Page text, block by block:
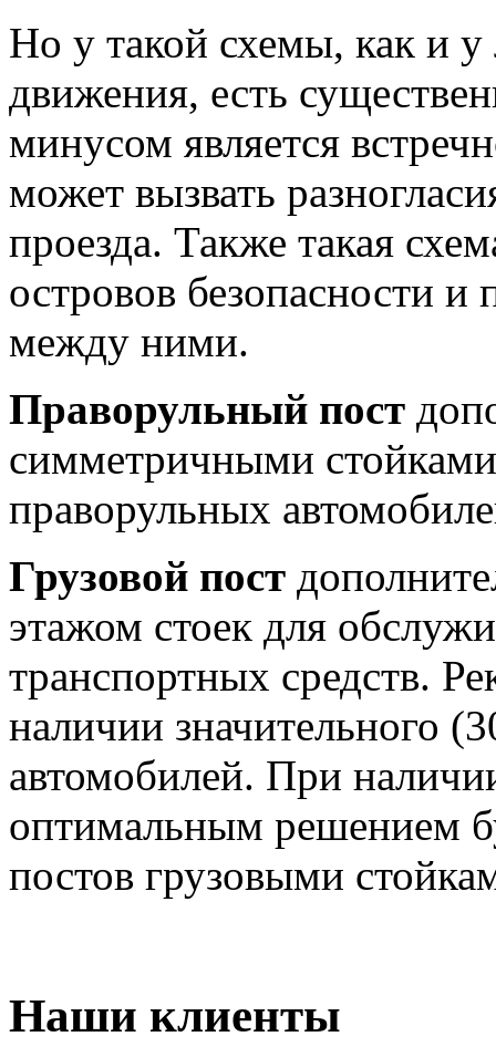
Но у такой схемы, как и у
движения, есть
минусом является
может вызвать
проезда. Также такая
островов безопасности
между ними.
Праворульный пост
симметричными
праворульных
Грузовой пост
этажом стоек для
транспортных средств.
наличии значительного
автомобилей. При
оптимальным решением
постов грузовыми
Наши клиенты